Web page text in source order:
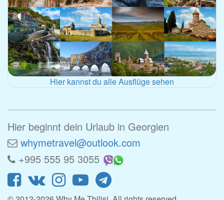
Hier kannst du alle Ausflüge sehen
Hier beginnt dein Urlaub in Georgien
whymetravel@outlook.com
+995 555 95 3055